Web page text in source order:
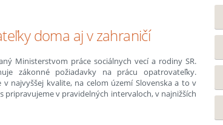
doma aj v zahraničí
Ministerstvom práce sociálnych vecí a rodiny SR.
zákonné požiadavky na prácu opatrovateľky.
najvyššej kvalite, na celom území Slovenska a to v
pripravujeme v pravidelných intervaloch, v najnižších